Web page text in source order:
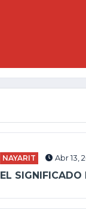
NAYARIT Abr 13,
EL